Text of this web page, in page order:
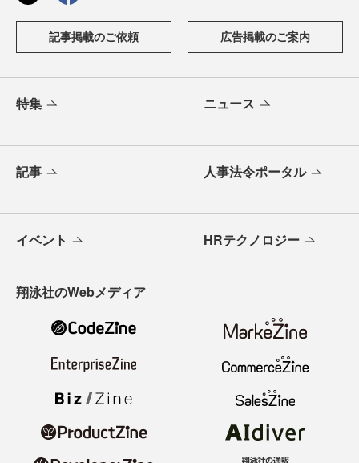
記事掲載のご依頼 広告掲載のご案内
特集 ニュース
記事 人事法令ポータル
イベント HRテクノロジー
翔泳社のWebメディア